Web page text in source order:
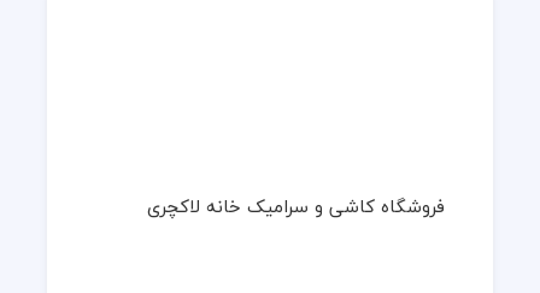
فروشگاه کاشی و سرامیک خانه لاکچری